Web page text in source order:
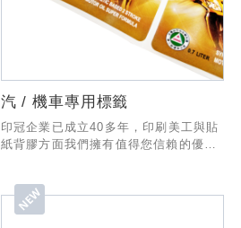
汽 / 機車專用標籤
印冠企業已成立40多年，印刷美工與貼
紙背膠方面我們擁有值得您信賴的優秀
務，希望有幸能和貴公司合作!